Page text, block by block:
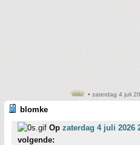
• zaterdag 4 juli
blomke
Op zaterdag 4 juli 2026
volgende: